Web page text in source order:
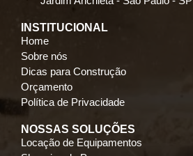
INSTITUCIONAL
Home
Sobre nós
Dicas para Construção
Orçamento
Política de Privacidade
NOSSAS SOLUÇÕES
Locação de Equipamentos